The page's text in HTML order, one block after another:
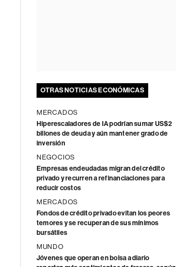
OTRAS NOTICIAS ECONÓMICAS
MERCADOS
Hiperescaladores de IA podrían sumar US$2
billones de deuda y aún mantener grado de
inversión
NEGOCIOS
Empresas endeudadas migran del crédito
privado y recurren a refinanciaciones para
reducir costos
MERCADOS
Fondos de crédito privado evitan los peores
temores y se recuperan de sus mínimos
bursátiles
MUNDO
Jóvenes que operan en bolsa a diario